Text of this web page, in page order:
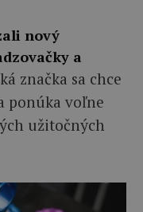
nový
a
značka sa chce
ponúka voľne
užitočných